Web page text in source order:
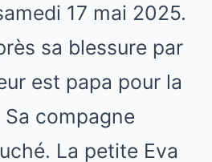
17 mai 2025.
sa blessure par
est papa pour la
compagne
La petite Eva